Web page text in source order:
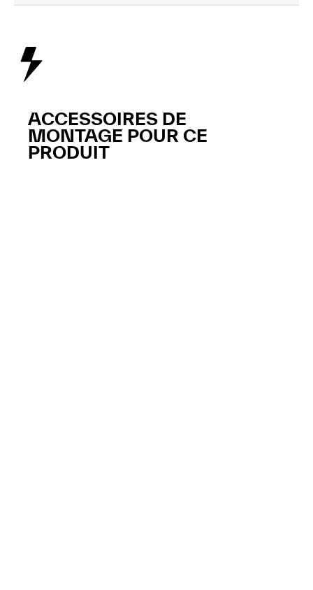
ACCESSOIRES DE
MONTAGE POUR CE
PRODUIT